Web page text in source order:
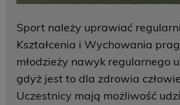
Sport należy uprawiać
Kształcenia i Wychowania
młodzieży nawyk regularnego
gdyż jest to dla zdrowia
Uczestnicy mają możliwość